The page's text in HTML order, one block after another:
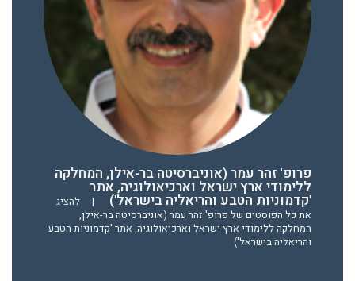
פרופ' זהר עמר (אוניברסיטה בר-אילן, המחלקה
ללימודי ארץ ישראל וארכיאולוגיה, אתר
'קדמוניות הטבע והריאליה בישראל') |
להציג
את כל הפוסטים של פרופ' זהר עמר (אוניברסיטה בר-אילן,
המחלקה ללימודי ארץ ישראל וארכיאולוגיה, אתר 'קדמוניות הטבע
והריאליה בישראל')